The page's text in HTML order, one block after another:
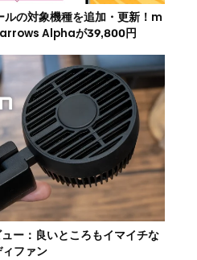
の対象機種を追加・更新！m
Alphaが39,800円
ー：良いところもイマイチな
ファン